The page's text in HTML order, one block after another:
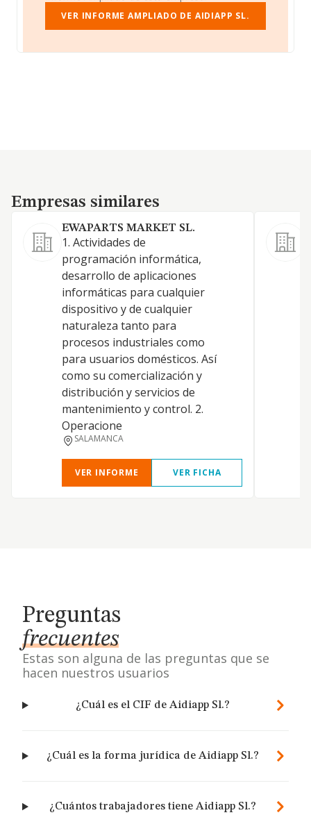
VER INFORME AMPLIADO DE AIDIAPP SL.
Empresas similares
Empresas similares
EWAPARTS MARKET SL.
1. Actividades de
programación informática,
desarrollo de aplicaciones
informáticas para cualquier
dispositivo y de cualquier
naturaleza tanto para
procesos industriales como
para usuarios domésticos. Así
como su comercialización y
distribución y servicios de
mantenimiento y control. 2.
Operacione
SALAMANCA
VER INFORME VER FICHA
Preguntas
frecuentes
Estas son alguna de las preguntas que se
hacen nuestros usuarios
¿Cuál es el CIF de Aidiapp Sl.?
¿Cuál es la forma jurídica de Aidiapp Sl.?
¿Cuántos trabajadores tiene Aidiapp Sl.?